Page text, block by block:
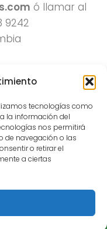
tecnologías como
la información del
nos permitirá
de navegación o las
o retirar el
a ciertas
ó llamar al
9242
2022.
el